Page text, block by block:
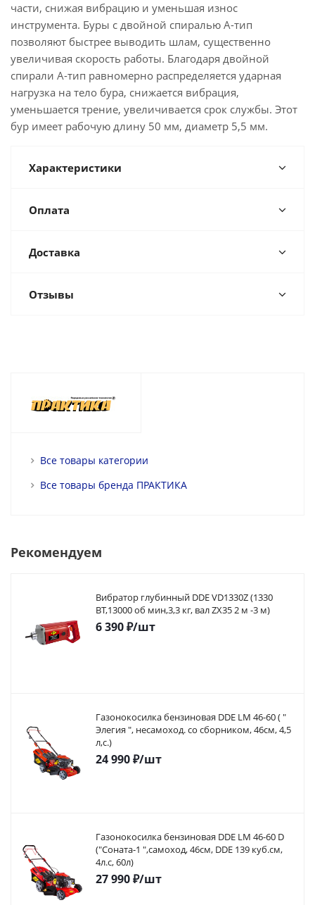
части, снижая вибрацию и уменьшая износ
инструмента. Буры с двойной спиралью А-тип
позволяют быстрее выводить шлам, существенно
увеличивая скорость работы. Благодаря двойной
спирали А-тип равномерно распределяется ударная
нагрузка на тело бура, снижается вибрация,
уменьшается трение, увеличивается срок службы. Этот
бур имеет рабочую длину 50 мм, диаметр 5,5 мм.
Характеристики
Оплата
Доставка
Отзывы
Все товары категории
Все товары бренда ПРАКТИКА
Рекомендуем
Вибратор глубинный DDE VD1330Z (1330
ВТ,13000 об мин,3,3 кг, вал ZX35 2 м -3 м)
6 390₽/шт
Газонокосилка бензиновая DDE LM 46-60 ( "
Элегия ", несамоход. со сборником, 46см, 4,5
л,с.)
24 990₽/шт
Газонокосилка бензиновая DDE LM 46-60 D
("Соната-1 ",самоход, 46cм, DDE 139 куб.см,
4л.с, 60л)
27 990₽/шт